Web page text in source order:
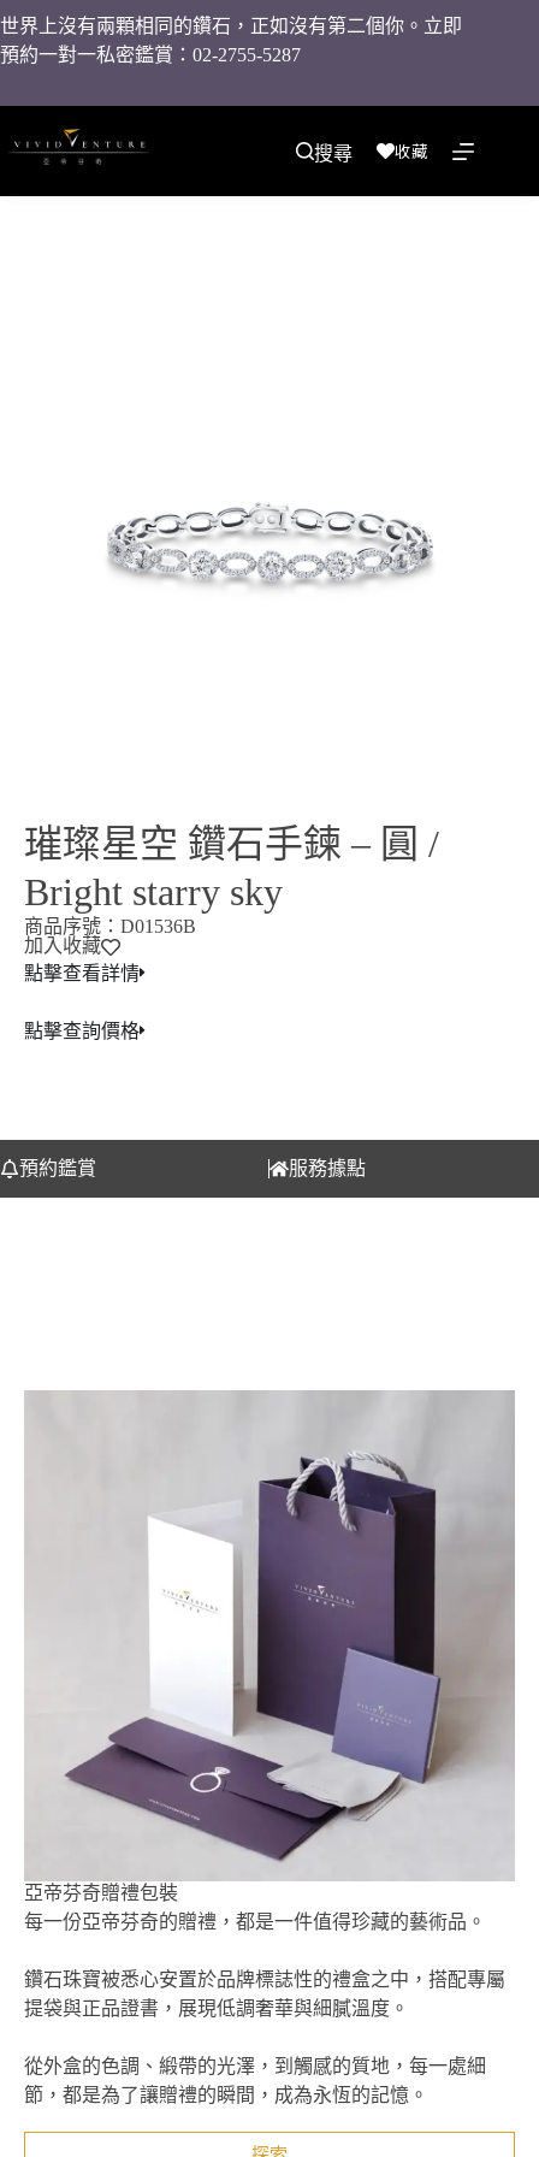
世界上沒有兩顆相同的鑽石，正如沒有第二個你。立即
預約一對一私密鑑賞：02-2755-5287
搜尋 收藏
璀璨星空 鑽石手鍊 – 圓 /
Bright starry sky
商品序號：D01536B
加入收藏
點擊查看詳情
點擊查詢價格
預約鑑賞 服務據點
亞帝芬奇贈禮包裝
每一份亞帝芬奇的贈禮，都是一件值得珍藏的藝術品。
鑽石珠寶被悉心安置於品牌標誌性的禮盒之中，搭配專屬
提袋與正品證書，展現低調奢華與細膩溫度。
從外盒的色調、緞帶的光澤，到觸感的質地，每一處細
節，都是為了讓贈禮的瞬間，成為永恆的記憶。